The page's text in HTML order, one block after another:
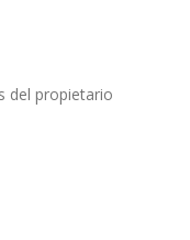
del propietario